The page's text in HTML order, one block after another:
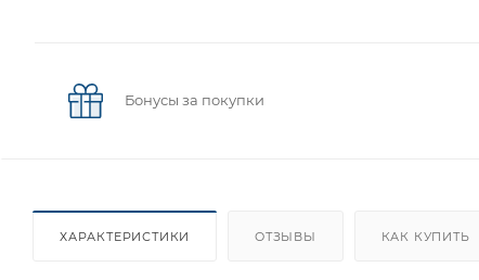
Бонусы за покупки
ХАРАКТЕРИСТИКИ ОТЗЫВЫ КАК КУПИТЬ